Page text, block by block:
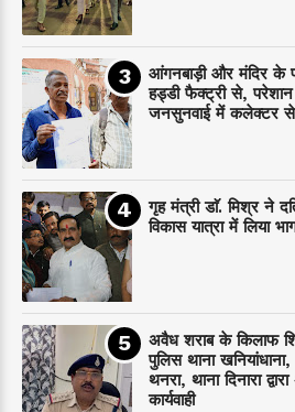
आंगनबाड़ी और मंदिर के
हड्डी फैक्ट्री से, परेशान
जनसुनवाई में कलेक्टर से
गृह मंत्री डाॅ. मिश्र ने
विकास यात्रा में लिया
अवैध शराब के किलाफ
पुलिस थाना
थनरा, थाना दिनारा
कार्यवाही